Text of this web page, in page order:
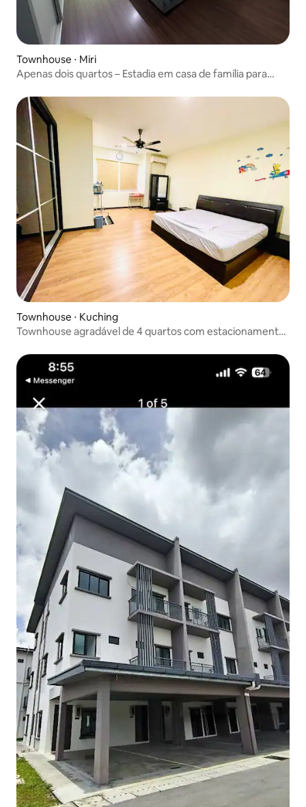
Townhouse ⋅ Miri
Apenas dois quartos – Estadia em casa de família para
Townhouse ⋅ Kuching
Townhouse agradável de 4 quartos com estacionamento